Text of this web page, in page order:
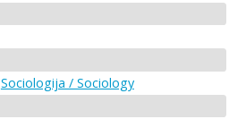
Sociologija / Sociology